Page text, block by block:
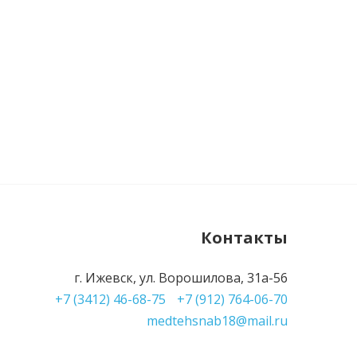
Контакты
г. Ижевск, ул. Ворошилова, 31а-56
+7 (3412) 46-68-75
+7 (912) 764-06-70
medtehsnab18@mail.ru